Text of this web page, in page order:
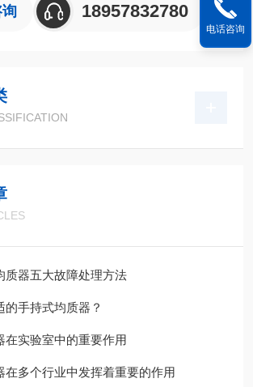
18957832780
质器五大故障处理方法
的手持式均质器？
在实验室中的重要作用
在多个行业中发挥着重要的作用
电话咨询